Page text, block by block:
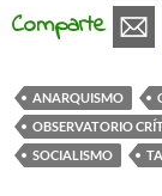
Comparte
ANARQUISMO
OBSERVATORIO
SOCIALISMO